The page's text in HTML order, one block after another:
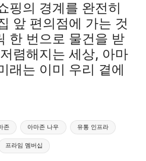
핑의 경계를 완전히
앞 편의점에 가는 것
한 번으로 물건을 받
렴해지는 세상, 아마
래는 이미 우리 곁에
존 아마존 나우 유통 인프라
프라임 멤버십